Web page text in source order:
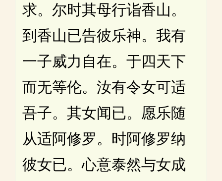
求。尔时其母行诣香山。
到香山已告彼乐神。我有
一子威力自在。于四天下
而无等伦。汝有令女可适
吾子。其女闻已。愿乐随
从适阿修罗。时阿修罗纳
彼女已。心意泰然与女成